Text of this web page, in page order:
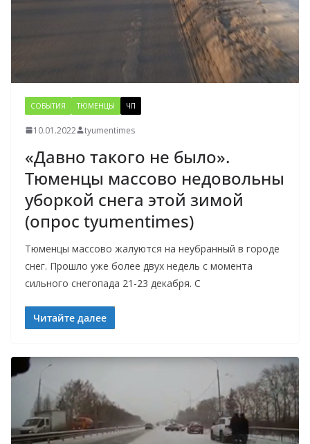
СОБЫТИЯ ТЮМЕНЦЫ ЧП
10.01.2022 tyumentimes
«Давно такого не было».
Тюменцы массово недовольны
уборкой снега этой зимой
(опрос tyumentimes)
Тюменцы массово жалуются на неубранный в городе
снег. Прошло уже более двух недель с момента
сильного снегопада 21-23 декабря. С
Читайте далее